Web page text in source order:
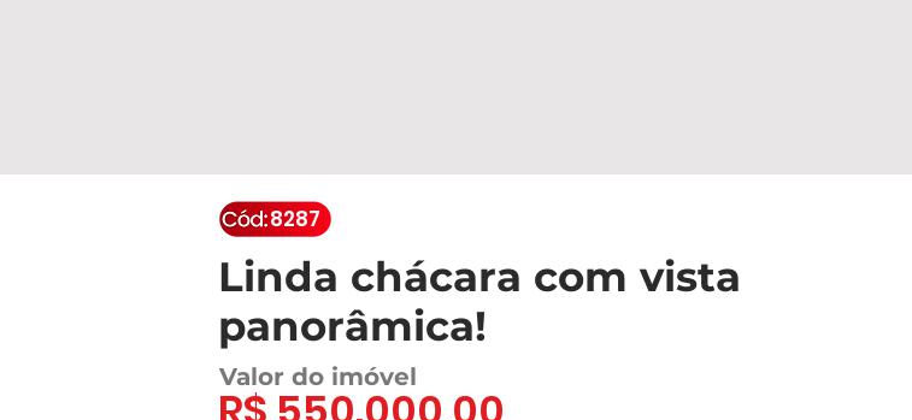
8287
Linda chácara com vista
panorâmica!
Valor do imóvel